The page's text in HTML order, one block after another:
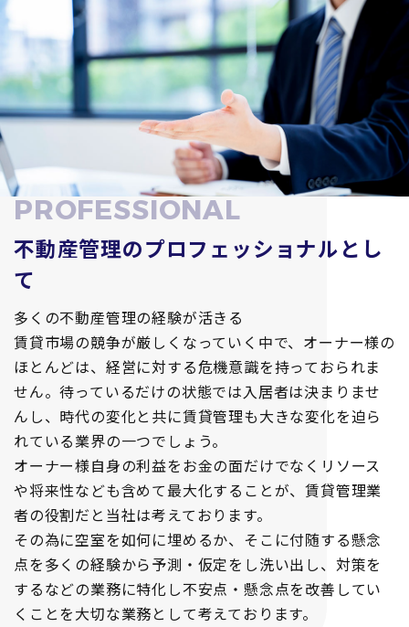
PROFESSIONAL
不動産管理のプロフェッショナルとし
て
多くの不動産管理の経験が活きる
賃貸市場の競争が厳しくなっていく中で、オーナー様の
ほとんどは、経営に対する危機意識を持っておられま
せん。待っているだけの状態では入居者は決まりませ
んし、時代の変化と共に賃貸管理も大きな変化を迫ら
れている業界の一つでしょう。
オーナー様自身の利益をお金の面だけでなくリソース
や将来性なども含めて最大化することが、賃貸管理業
者の役割だと当社は考えております。
その為に空室を如何に埋めるか、そこに付随する懸念
点を多くの経験から予測・仮定をし洗い出し、対策を
するなどの業務に特化し不安点・懸念点を改善してい
くことを大切な業務として考えております。